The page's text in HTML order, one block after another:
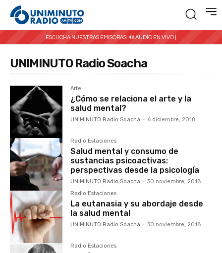
ESCUCHA NUESTRAS EMISORAS: 🔊 AUDIO EN VIVO |
UNIMINUTO Radio Soacha
Arte
¿Cómo se relaciona el arte y la
salud mental?
UNIMINUTO Radio Soacha - 6 diciembre, 2018
Radio Estaciones
Salud mental y consumo de
sustancias psicoactivas:
perspectivas desde la psicología
UNIMINUTO Radio Soacha - 30 noviembre, 2018
Radio Estaciones
La eutanasia y su abordaje desde
la salud mental
UNIMINUTO Radio Soacha - 30 noviembre, 2018
Radio Estaciones